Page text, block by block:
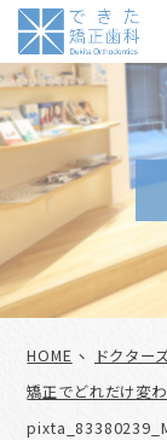
HOME
ドクター
矯正でどれだけ変